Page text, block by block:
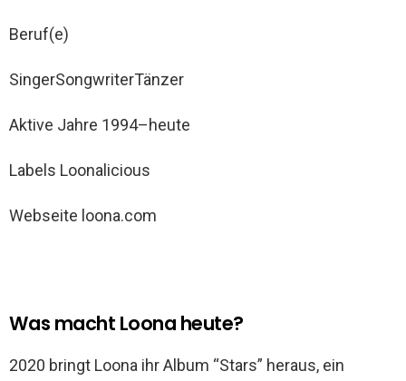
Beruf(e)
SingerSongwriterTänzer
Aktive Jahre 1994–heute
Labels Loonalicious
Webseite loona.com
Was macht Loona heute?
2020 bringt Loona ihr Album “Stars” heraus, ein